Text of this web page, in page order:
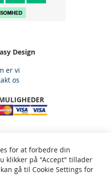
Design
er vi
os
59, 3650 Ølstykke, Email:
- tlf: 5334 2565
for at forbedre din
klikker på "Accept" tillader
gå til Cookie Settings for